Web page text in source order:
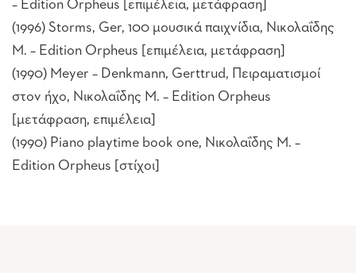
– Edition Orpheus [επιμέλεια, μετάφραση]
(1996) Storms, Ger, 100 μουσικά παιχνίδια, Νικολαΐδης
Μ. – Edition Orpheus [επιμέλεια, μετάφραση]
(1990) Meyer – Denkmann, Gerttrud, Πειραματισμοί
στον ήχο, Νικολαΐδης Μ. – Edition Orpheus
[μετάφραση, επιμέλεια]
(1990) Piano playtime book one, Νικολαΐδης Μ. –
Edition Orpheus [στίχοι]